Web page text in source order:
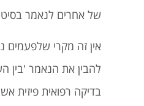
של אחרים לנאמר
אין זה מקרי שלפעמים
בדיקה רפואית פיזית